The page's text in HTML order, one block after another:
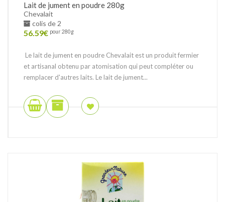
Lait de jument en poudre 280g
Chevalait
colis de 2
56.59€ pour 280g
Le lait de jument en poudre Chevalait est un produit fermier
et artisanal obtenu par atomisation qui peut compléter ou
remplacer d'autres laits. Le lait de jument...